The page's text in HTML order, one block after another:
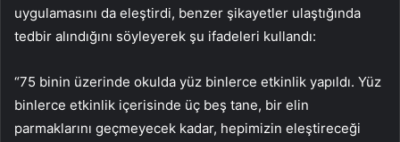
uygulamasını da eleştirdi, benzer şikayetler ulaştığında
tedbir alındığını söyleyerek şu ifadeleri kullandı:
“75 binin üzerinde okulda yüz binlerce etkinlik yapıldı. Yüz
binlerce etkinlik içerisinde üç beş tane, bir elin
parmaklarını geçmeyecek kadar, hepimizin eleştireceği